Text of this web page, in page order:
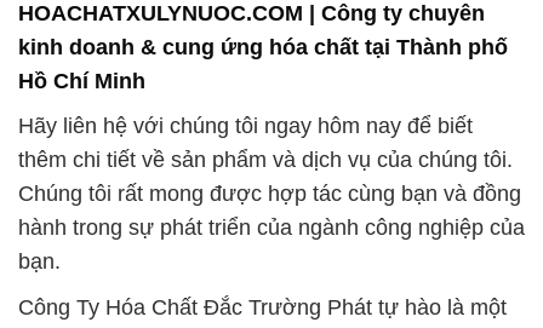
HOACHATXULYNUOC.COM | Công ty chuyên
kinh doanh & cung ứng hóa chất tại Thành phố
Hồ Chí Minh
Hãy liên hệ với chúng tôi ngay hôm nay để biết
thêm chi tiết về sản phẩm và dịch vụ của chúng tôi.
Chúng tôi rất mong được hợp tác cùng bạn và đồng
hành trong sự phát triển của ngành công nghiệp của
bạn.
Công Ty Hóa Chất Đắc Trường Phát tự hào là một